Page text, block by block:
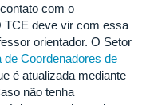
com o
TCE deve vir com essa
orientador. O Setor
de Coordenadores de
é atualizada mediante
não tenha